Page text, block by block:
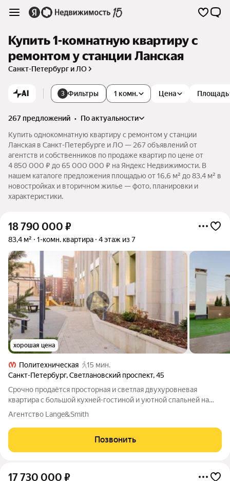
Купить 1-комнатную квартиру с
ремонтом у станции Ланская
Санкт-Петербург и ЛО
AI 3 Фильтры 1 комн. Цена Площадь
267 предложений •
по актуальности
Купить однокомнатную квартиру с ремонтом у станции
Ланская в Санкт-Петербурге и ЛО — 267 объявлений от
агентств и собственников по продаже квартир по цене от
4 850 000 ₽ до 65 000 000 ₽ на Яндекс Недвижимости. В
нашем каталоге предложения площадью от 16,6 м² до 83,4 м² в
новостройках и вторичном жилье — фото, планировки и
характеристики.
18 790 000 ₽
83,4 м² 1-комн. квартира 4 этаж из 7
хорошая цена
Политехническая
15 мин.
Санкт-Петербург,Светлановский проспект,45
Срочно продаётся просторная и светлая двухуровневая
квартира с большой кухней-гостиной и уютной спальней на
втором уровне общей площадью 83,4 м2. Современный и
оригинальный дизайн, невысокая этажность дома, вид на
крупнейший парк Петербурга -
Агентство Lange&Smith
Позвонить
17 730 000 ₽